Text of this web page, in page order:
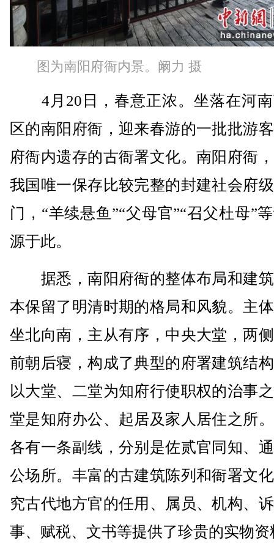
图为南阳府衙内景。阚力 摄
4月20日，春意正浓。坐落在河南
区的南阳府衙，迎来春游的一批批游
府衙内遗存的古衙署文化。南阳府衙
我国唯一保存比较完整的封建社会府
门，“羊续悬鱼”“父母官”“召父杜母”
源于此。
据悉，南阳府衙的整体布局和建
本保留了明清时期的格局和风貌。主
坐北向南，主从有序，中央大堂，两
前朝后寝，构成了典型的府署建筑结
以大堂、二堂为知府行使职权的治事
堂是知府办公、起居及家人居住之所
各有一条副线，分别是佐贰官同知、
公场所。丰富的古建筑陈列和衙署文
究古代地方官的任用、属员、机构、
事、赋税、文书等提供了珍贵的实物资